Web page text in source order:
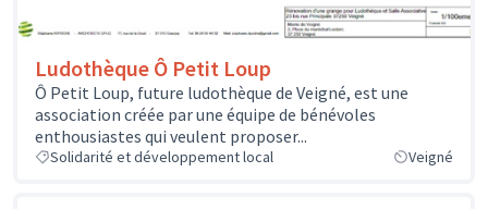
Ludothèque Ô Petit Loup
Ô Petit Loup, future ludothèque de Veigné, est une
association créée par une équipe de bénévoles
enthousiastes qui veulent proposer...
Solidarité et développement local Veigné